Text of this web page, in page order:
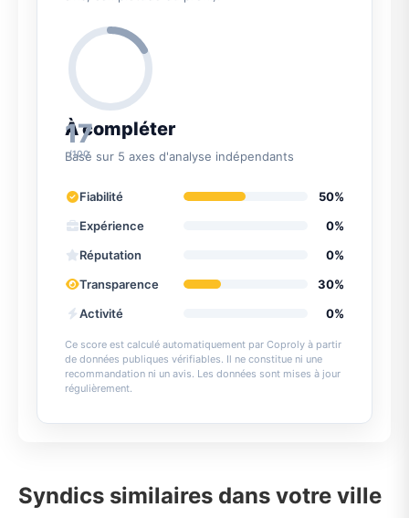
17
/100
À compléter
Basé sur 5 axes d'analyse indépendants
Fiabilité
50%
Expérience
0%
Réputation
0%
Transparence
30%
Activité
0%
Ce score est calculé automatiquement par Coproly à partir
de données publiques vérifiables. Il ne constitue ni une
recommandation ni un avis. Les données sont mises à jour
régulièrement.
Syndics similaires dans votre ville